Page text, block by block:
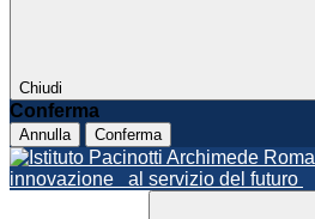
Chiudi
Conferma
Annulla Conferma
Roma
innovazione
al servizio del futuro